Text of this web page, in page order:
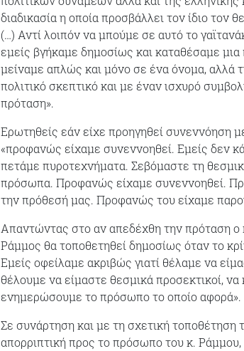
διαδικασία η οποία προσβάλλει τον ίδιο τον
(…) Αντί λοιπόν να μπούμε σε αυτό το
εμείς βγήκαμε δημοσίως και καταθέσαμε μια
μείναμε απλώς και μόνο σε ένα όνομα, αλλά
πολιτικό σκεπτικό και με έναν ισχυρό
πρόταση».
Ερωτηθείς εάν είχε προηγηθεί συνεννόηση
«προφανώς είχαμε συνεννοηθεί. Εμείς δεν
πετάμε πυροτεχνήματα. Σεβόμαστε τη
πρόσωπα. Προφανώς είχαμε συνεννοηθεί.
την πρόθεσή μας. Προφανώς του είχαμε
Απαντώντας στο αν απεδέχθη την πρόταση ο
Ράμμος θα τοποθετηθεί δημοσίως όταν το
Εμείς οφείλαμε ακριβώς γιατί θέλαμε να
θέλουμε να είμαστε θεσμικά προσεκτικοί,
ενημερώσουμε το πρόσωπο το οποίο αφορά».
Σε συνάρτηση και με τη σχετική
απορριπτική προς το πρόσωπο του κ.